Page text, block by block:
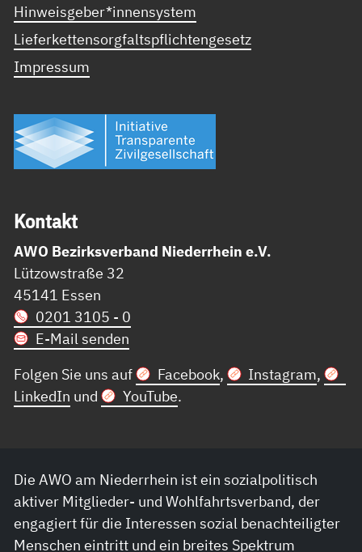
Hinweisgeber*innensystem
Lieferkettensorgfaltspflichtengesetz
Impressum
Kon­takt
AWO Bezirksverband Niederrhein e.V.
Lützowstraße 32
45141 Essen
0201 3105 - 0
E-Mail senden
Folgen Sie uns auf
Facebook, Instagram,
LinkedIn und YouTube.
Die AWO am Niederrhein ist ein sozialpolitisch
aktiver Mitglieder- und Wohlfahrtsverband, der
engagiert für die Interessen sozial benachteiligter
Menschen eintritt und ein breites Spektrum